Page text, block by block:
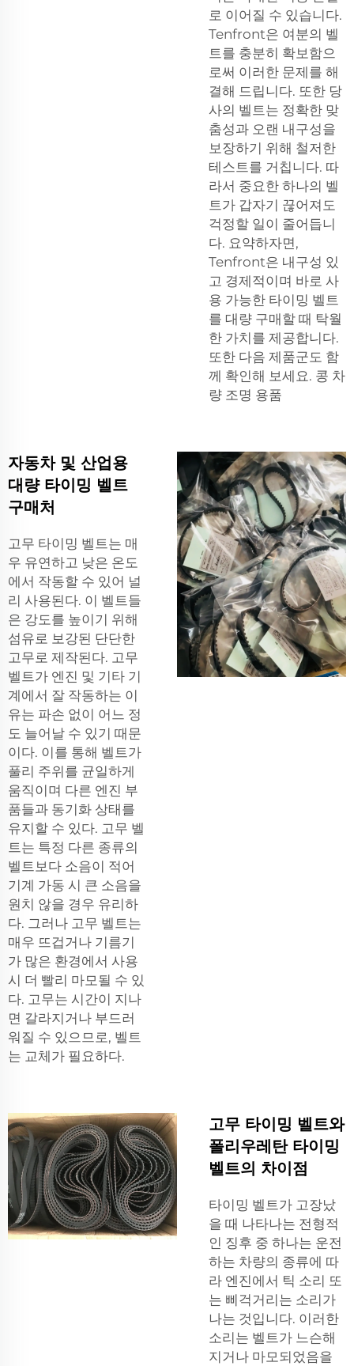
로 이어질 수 있습니다.
Tenfront은 여분의 벨
트를 충분히 확보함으
로써 이러한 문제를 해
결해 드립니다. 또한 당
사의 벨트는 정확한 맞
춤성과 오랜 내구성을
보장하기 위해 철저한
테스트를 거칩니다. 따
라서 중요한 하나의 벨
트가 갑자기 끊어져도
걱정할 일이 줄어듭니
다. 요약하자면,
Tenfront은 내구성 있
고 경제적이며 바로 사
용 가능한 타이밍 벨트
를 대량 구매할 때 탁월
한 가치를 제공합니다.
또한 다음 제품군도 함
께 확인해 보세요. 콩 차
량 조명 용품
자동차 및 산업용
대량 타이밍 벨트
구매처
고무 타이밍 벨트는 매
우 유연하고 낮은 온도
에서 작동할 수 있어 널
리 사용된다. 이 벨트들
은 강도를 높이기 위해
섬유로 보강된 단단한
고무로 제작된다. 고무
벨트가 엔진 및 기타 기
계에서 잘 작동하는 이
유는 파손 없이 어느 정
도 늘어날 수 있기 때문
이다. 이를 통해 벨트가
풀리 주위를 균일하게
움직이며 다른 엔진 부
품들과 동기화 상태를
유지할 수 있다. 고무 벨
트는 특정 다른 종류의
벨트보다 소음이 적어
기계 가동 시 큰 소음을
원치 않을 경우 유리하
다. 그러나 고무 벨트는
매우 뜨겁거나 기름기
가 많은 환경에서 사용
시 더 빨리 마모될 수 있
다. 고무는 시간이 지나
면 갈라지거나 부드러
워질 수 있으므로, 벨트
는 교체가 필요하다.
고무 타이밍 벨트와
폴리우레탄 타이밍
벨트의 차이점
타이밍 벨트가 고장났
을 때 나타나는 전형적
인 징후 중 하나는 운전
하는 차량의 종류에 따
라 엔진에서 틱 소리 또
는 삐걱거리는 소리가
나는 것입니다. 이러한
소리는 벨트가 느슨해
지거나 마모되었음을